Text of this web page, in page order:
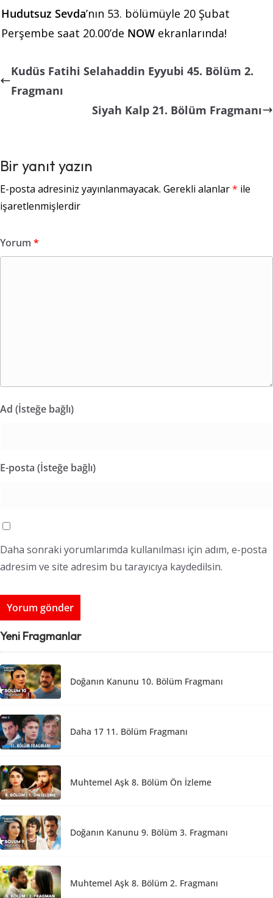
Hudutsuz Sevda’nın 53. bölümüyle 20 Şubat
Perşembe saat 20.00’de NOW ekranlarında!
Kudüs Fatihi Selahaddin Eyyubi 45. Bölüm 2.
Fragmanı
Siyah Kalp 21. Bölüm Fragmanı
Bir yanıt yazın
E-posta adresiniz yayınlanmayacak. Gerekli alanlar* ile
işaretlenmişlerdir
Yorum *
Ad (İsteğe bağlı)
E-posta (İsteğe bağlı)
Daha sonraki yorumlarımda kullanılması için adım, e-posta
adresim ve site adresim bu tarayıcıya kaydedilsin.
Yeni Fragmanlar
Doğanın Kanunu 10. Bölüm Fragmanı
Daha 17 11. Bölüm Fragmanı
Muhtemel Aşk 8. Bölüm Ön İzleme
Doğanın Kanunu 9. Bölüm 3. Fragmanı
Muhtemel Aşk 8. Bölüm 2. Fragmanı